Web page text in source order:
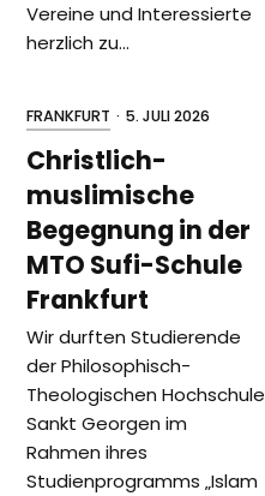
Vereine und Interessierte
herzlich zu…
FRANKFURT · 5. JULI 2026
Christlich-
muslimische
Begegnung in der
MTO Sufi-Schule
Frankfurt
Wir durften Studierende
der Philosophisch-
Theologischen Hochschule
Sankt Georgen im
Rahmen ihres
Studienprogramms „Islam